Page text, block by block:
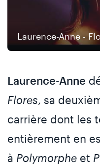
Laurence-Anne -
Laurence-Anne
Flores, sa
carrière dont les
entièrement en
à Polymorphe et